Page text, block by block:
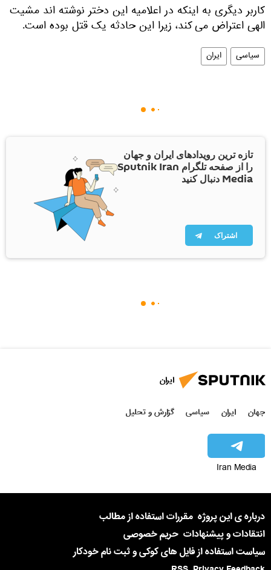
کاربر دیگری به اینکه در اعلامیه این دختر نوشته اند مشیت
الهی اعتراض می کند، زیرا این حادثه یک قتل بوده است.
سیاسی ایران
تازه ترین رویدادهای ایران و جهان
را از صفحه تلگرام Sputnik Iran
Media دنبال کنید
اشتراک
ایران
جهان ایران سیاسی گزارش و تحلیل
Iran Media
درباره ی این پروژه مقررات استفاده از مطالب
انتقادات و پیشنهادات حریم خصوصی
سیاست استفاده از فایل های کوکی و ثبت نام خودکار